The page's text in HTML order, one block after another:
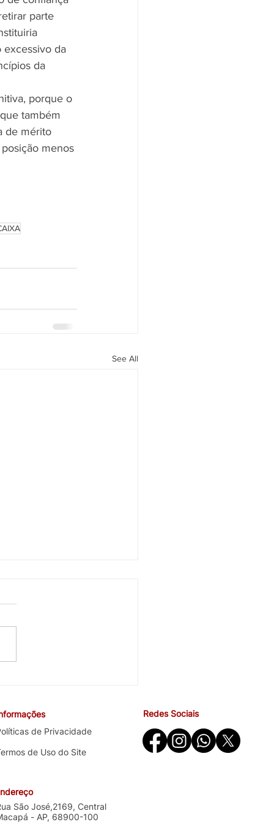
parte
excessivo da
da
porque o
também
de mérito
menos
See All
Santander
de Privacidade
de Uso do Site
Redes Sociais
São José,2169, Central
- AP, 68900-100